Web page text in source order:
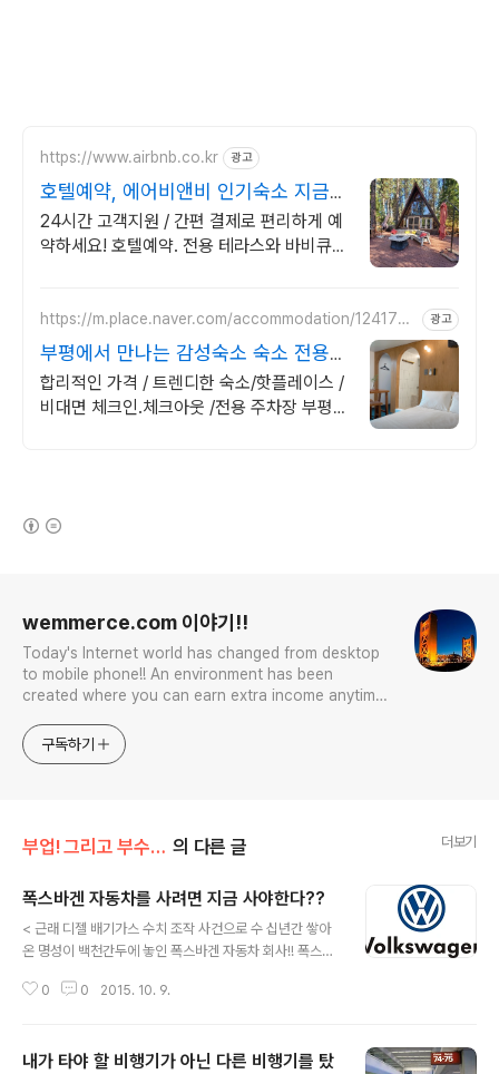
https://www.airbnb.co.kr 광고
호텔예약, 에어비앤비 인기숙소 지금
둘러보기
24시간 고객지원 / 간편 결제로 편리하게 예
약하세요! 호텔예약. 전용 테라스와 바비큐
https://m.place.naver.com/accommodation/1241756
광고
부평에서 만나는 감성숙소 숙소 전용
주차장 완비
합리적인 가격 / 트렌디한 숙소/핫플레이스 /
비대면 체크인.체크아웃 /전용 주차장 부평
wemmerce.com 이야기!!
Today's Internet world has changed from desktop
to mobile phone!! An environment has been
created where you can earn extra income anytime,
competition. Now let’s turn our eyes to the world!
You can enter
구독하기
부업! 그리고 부수입!! 의 다른 글 더보기
폭스바겐 자동차를 사려면 지금 사야한다??
< 근래 디젤 배기가스 수치 조작 사건으로 수 십년간 쌓아
온 명성이 백천간두에 놓인 폭스바겐 자동차 회사!! 폭스바
우디, 그리고 고급 자동차의 선두라고 이야기 하는 벤츠, 더
미국 정부가 자국의 자동차 산업을 보호하기 위한 자작극
0 0 2015. 10. 9.
내가 타야 할 비행기가 아닌 다른 비행기를 탔